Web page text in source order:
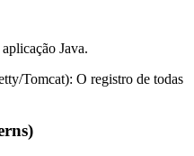
Java.
Tomcat): O registro de todas